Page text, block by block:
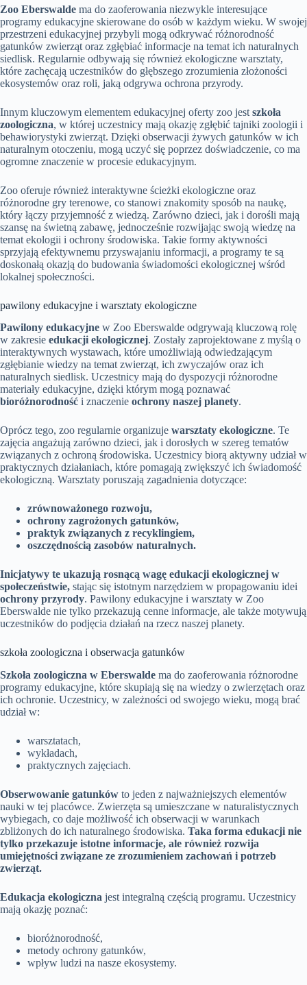
Zoo Eberswalde ma do zaoferowania niezwykle interesujące
programy edukacyjne skierowane do osób w każdym wieku. W swojej
przestrzeni edukacyjnej przybyli mogą odkrywać różnorodność
gatunków zwierząt oraz zgłębiać informacje na temat ich naturalnych
siedlisk. Regularnie odbywają się również ekologiczne warsztaty,
które zachęcają uczestników do głębszego zrozumienia złożoności
ekosystemów oraz roli, jaką odgrywa ochrona przyrody.
Innym kluczowym elementem edukacyjnej oferty zoo jest szkoła
zoologiczna, w której uczestnicy mają okazję zgłębić tajniki zoologii i
behawiorystyki zwierząt. Dzięki obserwacji żywych gatunków w ich
naturalnym otoczeniu, mogą uczyć się poprzez doświadczenie, co ma
ogromne znaczenie w procesie edukacyjnym.
Zoo oferuje również interaktywne ścieżki ekologiczne oraz
różnorodne gry terenowe, co stanowi znakomity sposób na naukę,
który łączy przyjemność z wiedzą. Zarówno dzieci, jak i dorośli mają
szansę na świetną zabawę, jednocześnie rozwijając swoją wiedzę na
temat ekologii i ochrony środowiska. Takie formy aktywności
sprzyjają efektywnemu przyswajaniu informacji, a programy te są
doskonałą okazją do budowania świadomości ekologicznej wśród
lokalnej społeczności.
pawilony edukacyjne i warsztaty ekologiczne
Pawilony edukacyjne w Zoo Eberswalde odgrywają kluczową rolę
w zakresie edukacji ekologicznej. Zostały zaprojektowane z myślą o
interaktywnych wystawach, które umożliwiają odwiedzającym
zgłębianie wiedzy na temat zwierząt, ich zwyczajów oraz ich
naturalnych siedlisk. Uczestnicy mają do dyspozycji różnorodne
materiały edukacyjne, dzięki którym mogą poznawać
bioróżnorodność i znaczenie ochrony naszej planety.
Oprócz tego, zoo regularnie organizuje warsztaty ekologiczne. Te
zajęcia angażują zarówno dzieci, jak i dorosłych w szereg tematów
związanych z ochroną środowiska. Uczestnicy biorą aktywny udział w
praktycznych działaniach, które pomagają zwiększyć ich świadomość
ekologiczną. Warsztaty poruszają zagadnienia dotyczące:
zrównoważonego rozwoju,
ochrony zagrożonych gatunków,
praktyk związanych z recyklingiem,
oszczędnością zasobów naturalnych.
Inicjatywy te ukazują rosnącą wagę edukacji ekologicznej w
społeczeństwie, stając się istotnym narzędziem w propagowaniu idei
ochrony przyrody. Pawilony edukacyjne i warsztaty w Zoo
Eberswalde nie tylko przekazują cenne informacje, ale także motywują
uczestników do podjęcia działań na rzecz naszej planety.
szkoła zoologiczna i obserwacja gatunków
Szkoła zoologiczna w Eberswalde ma do zaoferowania różnorodne
programy edukacyjne, które skupiają się na wiedzy o zwierzętach oraz
ich ochronie. Uczestnicy, w zależności od swojego wieku, mogą brać
udział w:
warsztatach,
wykładach,
praktycznych zajęciach.
Obserwowanie gatunków to jeden z najważniejszych elementów
nauki w tej placówce. Zwierzęta są umieszczane w naturalistycznych
wybiegach, co daje możliwość ich obserwacji w warunkach
zbliżonych do ich naturalnego środowiska. Taka forma edukacji nie
tylko przekazuje istotne informacje, ale również rozwija
umiejętności związane ze zrozumieniem zachowań i potrzeb
zwierząt.
Edukacja ekologiczna jest integralną częścią programu. Uczestnicy
mają okazję poznać:
bioróżnorodność,
metody ochrony gatunków,
wpływ ludzi na nasze ekosystemy.